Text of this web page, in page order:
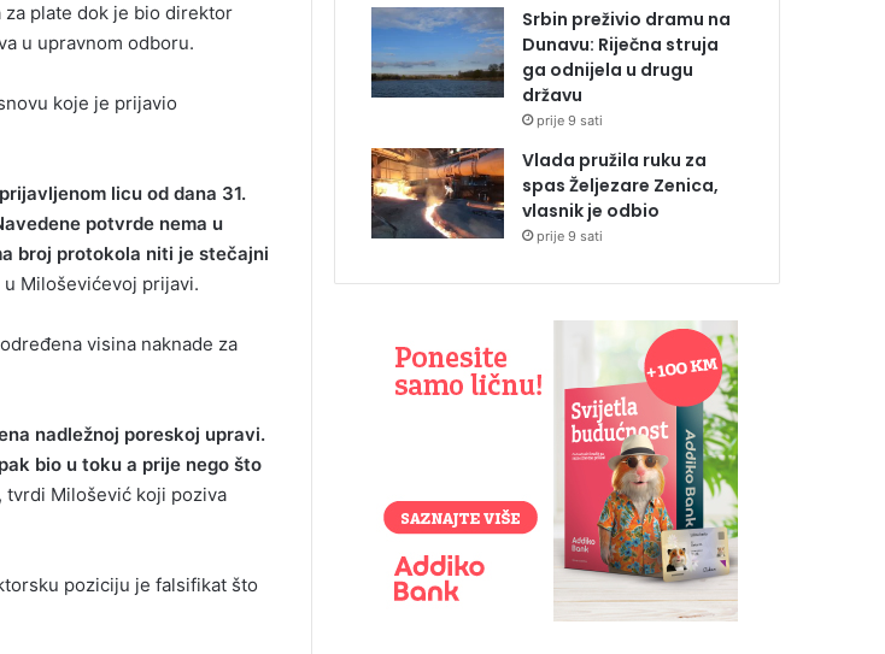
plate dok je bio direktor
u upravnom odboru.
koje je prijavio
licu od dana 31.
potvrde nema u
broj protokola niti je stečajni
u Miloševićevoj prijavi.
visina naknade za
nadležnoj poreskoj upravi.
bio u toku a prije nego što
tvrdi Milošević koji poziva
poziciju je falsifikat što
Srbin preživio dramu na
Dunavu: Riječna struja
ga odnijela u drugu
državu
prije 9 sati
Vlada pružila ruku za
spas Željezare Zenica,
vlasnik je odbio
prije 9 sati